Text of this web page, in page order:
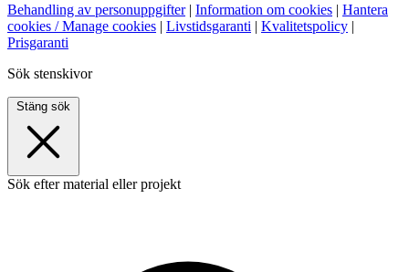
Behandling av personuppgifter | Information om cookies | Hantera
cookies / Manage cookies | Livstidsgaranti | Kvalitetspolicy |
Prisgaranti
Sök stenskivor
Stäng sök
Sök efter material eller projekt